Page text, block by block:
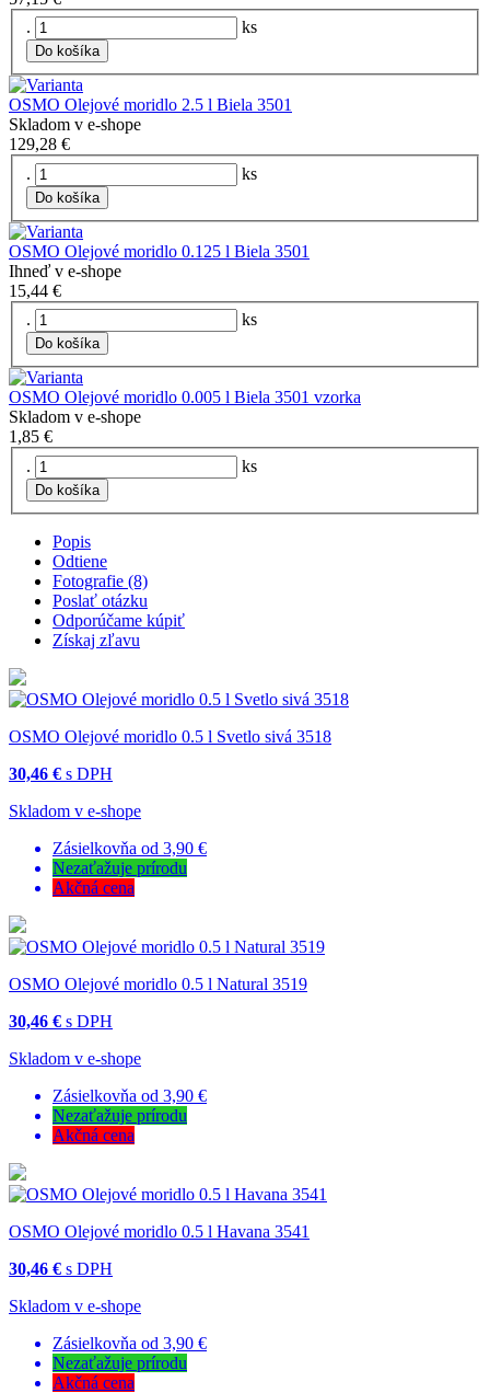
.
ks
Do košíka
OSMO Olejové moridlo 2.5 l Biela 3501
Skladom v e-shope
129,28 €
.
ks
Do košíka
OSMO Olejové moridlo 0.125 l Biela 3501
Ihneď v e-shope
15,44 €
.
ks
Do košíka
OSMO Olejové moridlo 0.005 l Biela 3501 vzorka
Skladom v e-shope
1,85 €
.
ks
Do košíka
Popis
Odtiene
Fotografie (8)
Poslať otázku
Odporúčame kúpiť
Získaj zľavu
OSMO Olejové moridlo 0.5 l Svetlo sivá 3518
30,46 € s DPH
Skladom v e-shope
Zásielkovňa od 3,90 €
Nezaťažuje prírodu
Akčná cena
OSMO Olejové moridlo 0.5 l Natural 3519
30,46 € s DPH
Skladom v e-shope
Zásielkovňa od 3,90 €
Nezaťažuje prírodu
Akčná cena
OSMO Olejové moridlo 0.5 l Havana 3541
30,46 € s DPH
Skladom v e-shope
Zásielkovňa od 3,90 €
Nezaťažuje prírodu
Akčná cena